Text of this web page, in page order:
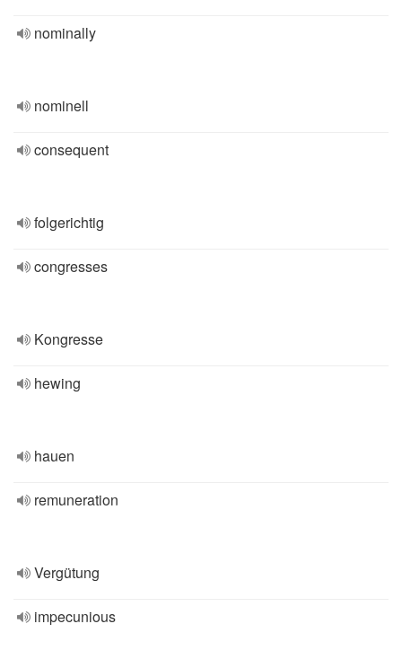
nominally
nominell
consequent
folgerichtig
congresses
Kongresse
hewing
hauen
remuneration
Vergütung
impecunious